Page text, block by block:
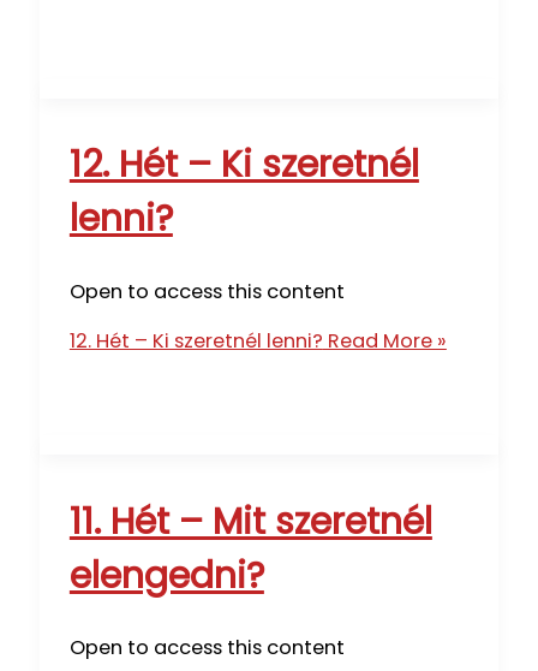
12. Hét – Ki szeretnél
lenni?
Open to access this content
12. Hét – Ki szeretnél lenni? Read More »
11. Hét – Mit szeretnél
elengedni?
Open to access this content